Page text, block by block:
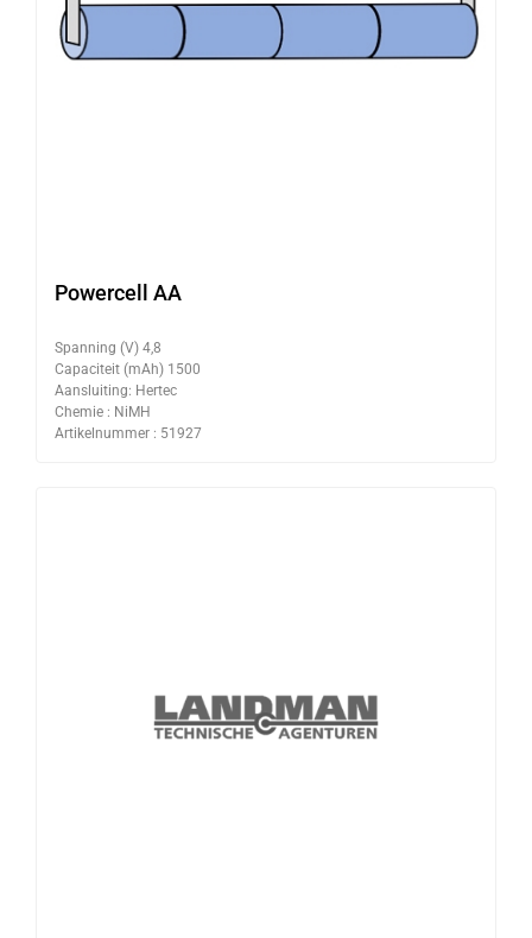
Powercell AA
Spanning (V) 4,8
Capaciteit (mAh) 1500
Aansluiting: Hertec
Chemie : NiMH
Artikelnummer : 51927